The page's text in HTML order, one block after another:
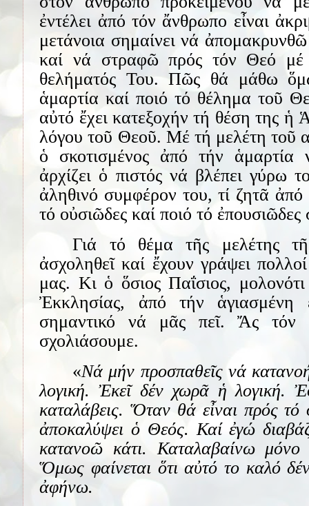
ἐντέλει ἀπό τόν ἄνθρωπο εἶναι
μετάνοια σημαίνει νά
καί νά στραφῶ πρός τόν Θεό
θελήματός Του. Πῶς θά μάθω
ἁμαρτία καί ποιό τό θέλημα τοῦ
αὐτό ἔχει κατεξοχήν τή θέση της
λόγου τοῦ Θεοῦ. Μέ τή μελέτη τοῦ
ὁ σκοτισμένος ἀπό τήν ἁμαρτία
ἀρχίζει ὁ πιστός νά βλέπει γύρω
ἀληθινό συμφέρον του, τί ζητᾶ
τό οὐσιῶδες καί ποιό τό
Γιά τό θέμα τῆς μελέτης
ἀσχοληθεῖ καί ἔχουν γράψει
μας. Κι ὁ ὅσιος Παΐσιος,
Ἐκκλησίας, ἀπό τήν ἁγιασμένη
σημαντικό νά μᾶς πεῖ. Ἄς τόν
σχολιάσουμε.
«Νά μήν προσπαθεῖς νά
λογική. Ἐκεῖ δέν χωρᾶ ἡ λογική.
καταλάβεις. Ὅταν θά εἶναι πρός
ἀποκαλύψει ὁ Θεός. Καί ἐγώ
κατανοῶ κάτι. Καταλαβαίνω μόνο
Ὅμως φαίνεται ὅτι αὐτό το καλό δέν
ἀφήνω.